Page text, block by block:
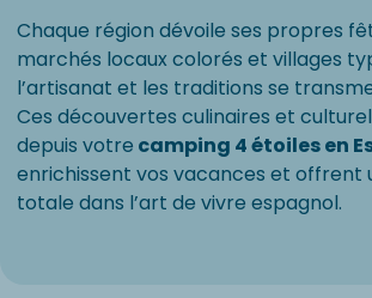
Chaque région dévoile ses propres
marchés locaux colorés et villages
l’artisanat et les traditions se
Ces découvertes culinaires et
depuis votre camping 4 étoiles en
enrichissent vos vacances et offrent
totale dans l’art de vivre espagnol.